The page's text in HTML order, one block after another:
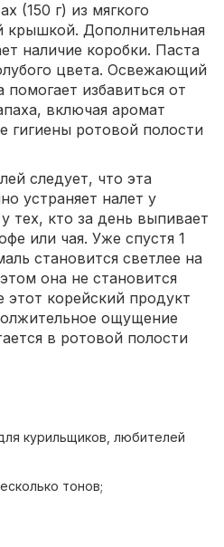
(150 г) из мягкого
крышкой. Дополнительная
наличие коробки. Паста
цвета. Освежающий
избавиться от
включая аромат
гигиены ротовой полости
следует, что эта
устраняет налет у
тех, кто за день выпивает
или чая. Уже спустя 1
становится светлее на
она не становится
этот корейский продукт
ощущение
в ротовой полости
курильщиков, любителей
тонов;